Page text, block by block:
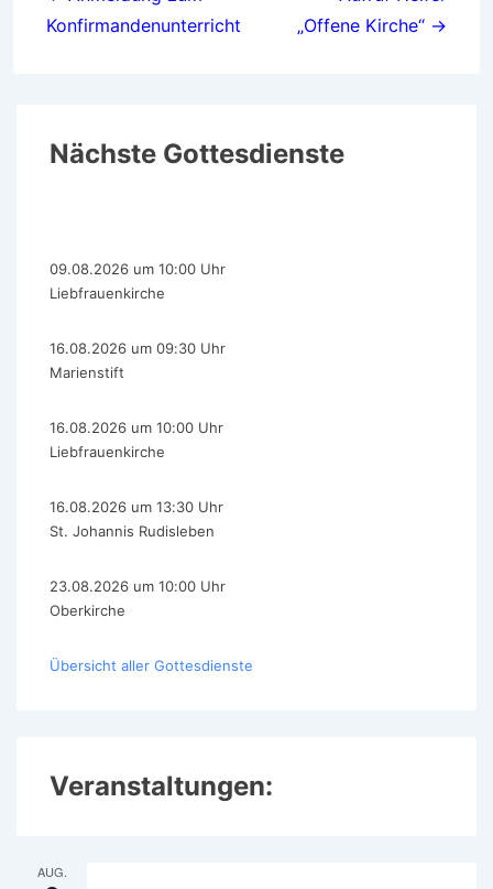
Konfirmandenunterricht
„Offene Kirche“ →
Nächste Gottesdienste
09.08.2026 um 10:00 Uhr
Liebfrauenkirche
16.08.2026 um 09:30 Uhr
Marienstift
16.08.2026 um 10:00 Uhr
Liebfrauenkirche
16.08.2026 um 13:30 Uhr
St. Johannis Rudisleben
23.08.2026 um 10:00 Uhr
Oberkirche
Übersicht aller Gottesdienste
Veranstaltungen:
AUG.